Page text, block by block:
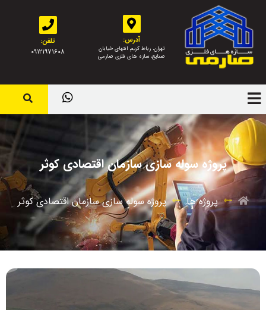
آدرس:
تهران، رباط کریم، انتهای خیابان
صنایع، سازه های فلزی صارمی
تلفن:
09121971608
پروژه سوله سازی سازمان اقتصادی کوثر
پروژه ها پروژه سوله سازی سازمان اقتصادی کوثر